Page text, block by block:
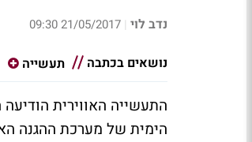
נדב לוי |
21/05/2017 09:30
נושאים בכתבה תעשייה